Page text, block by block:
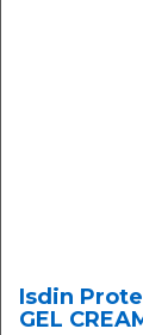
Isdin
GEL